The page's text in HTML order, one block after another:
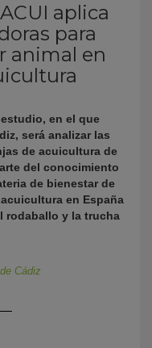
aplica
para
animal en
en el que
será analizar las
de acuicultura de
del conocimiento
de bienestar de
en España
rodaballo y la trucha
Cádiz